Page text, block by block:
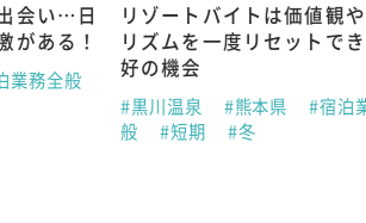
会い…日
がある！
業務全般
リゾートバイトは価値観
リズムを一度リセットで
好の機会
#黒川温泉 #熊本県
#宿泊
般
#短期 #冬